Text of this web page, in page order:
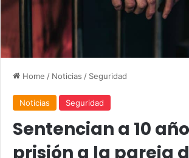
Home / Noticias / Seguridad
Noticias Seguridad
Sentencian a 10
prisión a la pareja